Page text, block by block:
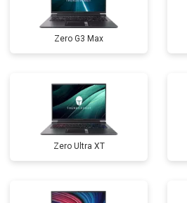
Прошивка BIOS
Замена северного моста
Zero G3 Max
Zero Ultra XT